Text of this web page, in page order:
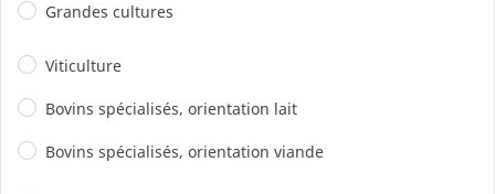
Grandes cultures
Viticulture
Bovins spécialisés, orientation lait
Bovins spécialisés, orientation viande